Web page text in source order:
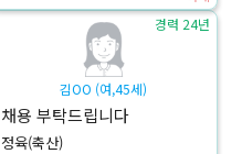
김OO (여,45세)
채용 부탁드립니다
정육(축산)
경력 24년